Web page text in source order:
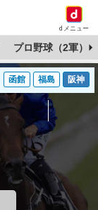
dメニュー
プロ野球（2軍）
函館 福島 阪神